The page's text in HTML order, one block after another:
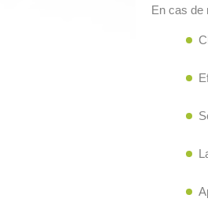
En cas de